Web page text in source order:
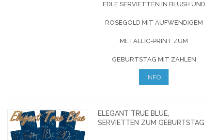
EDLE SERVIETTEN IN BLUSH UND
ROSEGOLD MIT AUFWENDIGEM
METALLIC-PRINT ZUM
GEBURTSTAG MIT ZAHLEN
INFO
ELEGANT TRUE BLUE,
SERVIETTEN ZUM GEBURTSTAG